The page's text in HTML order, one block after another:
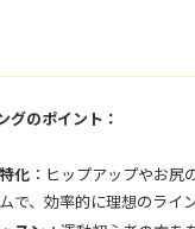
グのポイント：
化：ヒップアップやお尻
で、効率的に理想のライ